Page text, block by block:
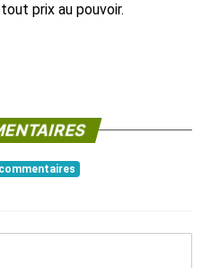
prix au pouvoir.